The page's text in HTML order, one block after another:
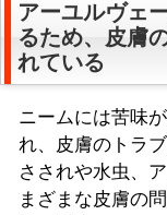
アーユルヴェ
るため、皮膚
れている
ニームには苦味
れ、皮膚のトラ
さされや水虫、
まざまな皮膚の